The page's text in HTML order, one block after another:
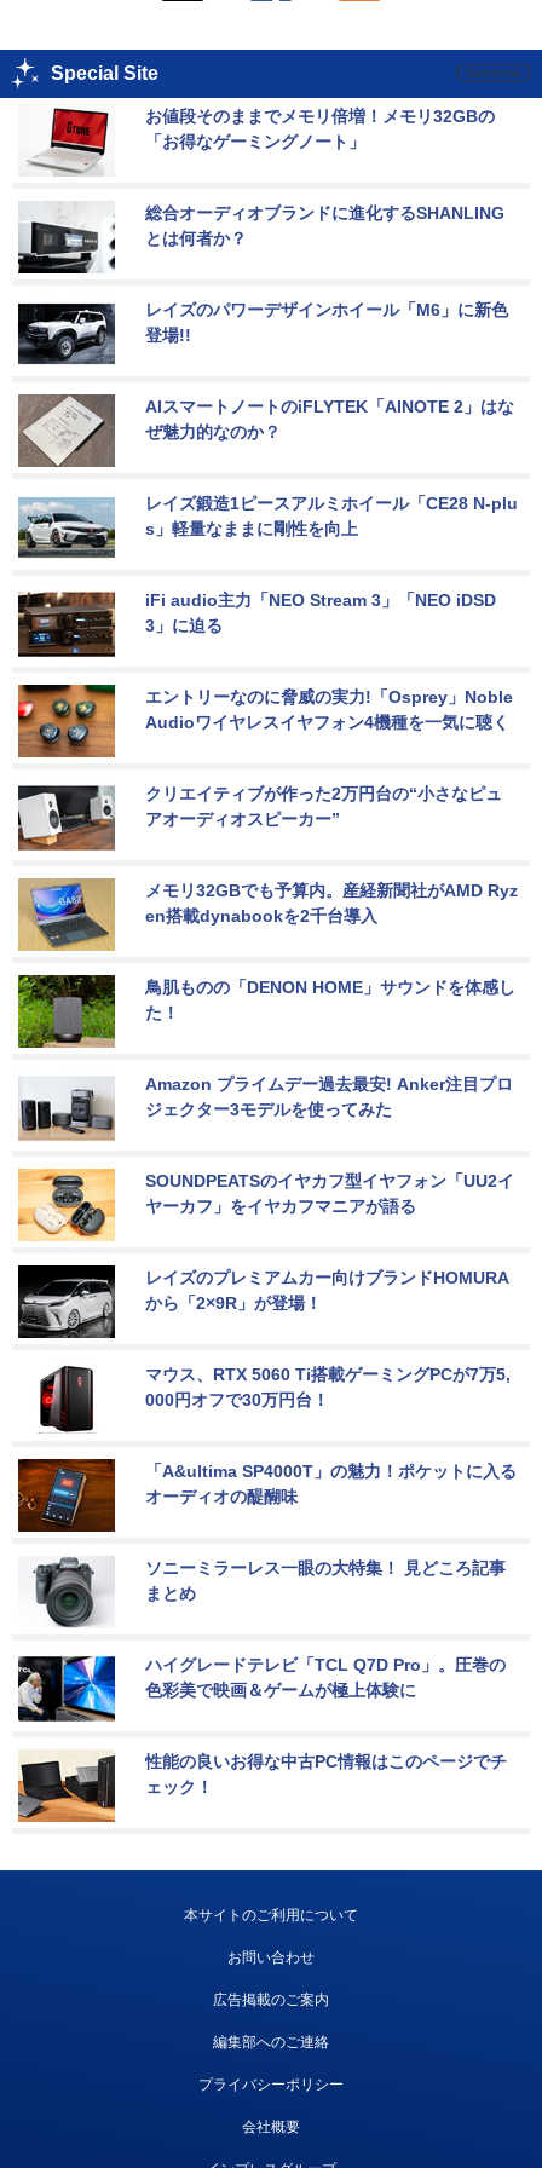
Special Site
お値段そのままでメモリ倍増！メモリ32GBの
「お得なゲーミングノート」
総合オーディオブランドに進化するSHANLING
とは何者か？
レイズのパワーデザインホイール「M6」に新色
登場!!
AIスマートノートのiFLYTEK「AINOTE 2」はな
ぜ魅力的なのか？
レイズ鍛造1ピースアルミホイール「CE28 N-plu
s」軽量なままに剛性を向上
iFi audio主力「NEO Stream 3」「NEO iDSD
3」に迫る
エントリーなのに脅威の実力!「Osprey」Noble
Audioワイヤレスイヤフォン4機種を一気に聴く
クリエイティブが作った2万円台の“小さなピュ
アオーディオスピーカー”
メモリ32GBでも予算内。産経新聞社がAMD Ryz
en搭載dynabookを2千台導入
鳥肌ものの「DENON HOME」サウンドを体感し
た！
Amazon プライムデー過去最安! Anker注目プロ
ジェクター3モデルを使ってみた
SOUNDPEATSのイヤカフ型イヤフォン「UU2イ
ヤーカフ」をイヤカフマニアが語る
レイズのプレミアムカー向けブランドHOMURA
から「2×9R」が登場！
マウス、RTX 5060 Ti搭載ゲーミングPCが7万5,
000円オフで30万円台！
「A&ultima SP4000T」の魅力！ポケットに入る
オーディオの醍醐味
ソニーミラーレス一眼の大特集！ 見どころ記事
まとめ
ハイグレードテレビ「TCL Q7D Pro」。圧巻の
色彩美で映画＆ゲームが極上体験に
性能の良いお得な中古PC情報はこのページでチ
ェック！
本サイトのご利用について
お問い合わせ
広告掲載のご案内
編集部へのご連絡
プライバシーポリシー
会社概要